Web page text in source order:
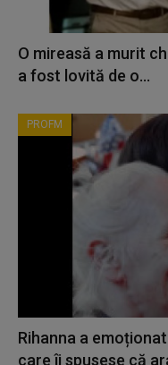
O mireasă a murit
a fost lovită de o...
PROFM
Rihanna a
care îi spusese că